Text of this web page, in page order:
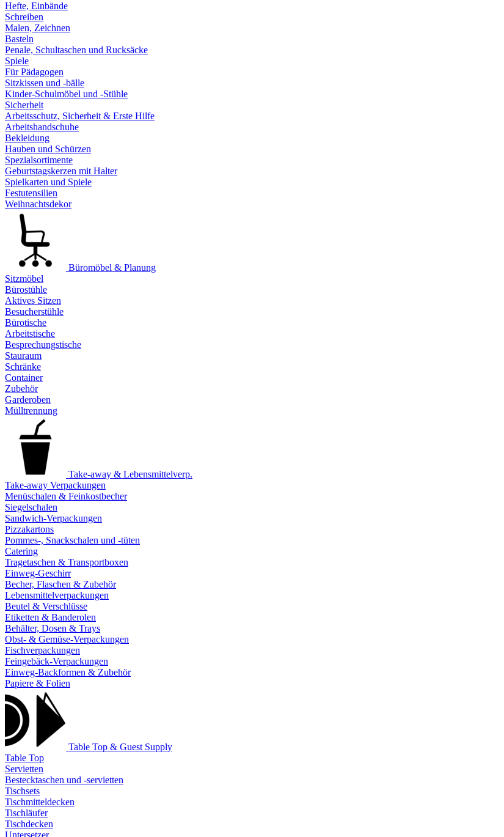
Hefte, Einbände
Schreiben
Malen, Zeichnen
Basteln
Penale, Schultaschen und Rucksäcke
Spiele
Für Pädagogen
Sitzkissen und -bälle
Kinder-Schulmöbel und -Stühle
Sicherheit
Arbeitsschutz, Sicherheit & Erste Hilfe
Arbeitshandschuhe
Bekleidung
Hauben und Schürzen
Spezialsortimente
Geburtstagskerzen mit Halter
Spielkarten und Spiele
Festutensilien
Weihnachtsdekor
Büromöbel & Planung
Sitzmöbel
Bürostühle
Aktives Sitzen
Besucherstühle
Bürotische
Arbeitstische
Besprechungstische
Stauraum
Schränke
Container
Zubehör
Garderoben
Mülltrennung
Take-away & Lebensmittelverp.
Take-away Verpackungen
Menüschalen & Feinkostbecher
Siegelschalen
Sandwich-Verpackungen
Pizzakartons
Pommes-, Snackschalen und -tüten
Catering
Tragetaschen & Transportboxen
Einweg-Geschirr
Becher, Flaschen & Zubehör
Lebensmittelverpackungen
Beutel & Verschlüsse
Etiketten & Banderolen
Behälter, Dosen & Trays
Obst- & Gemüse-Verpackungen
Fischverpackungen
Feingebäck-Verpackungen
Einweg-Backformen & Zubehör
Papiere & Folien
Table Top & Guest Supply
Table Top
Servietten
Bestecktaschen und -servietten
Tischsets
Tischmitteldecken
Tischläufer
Tischdecken